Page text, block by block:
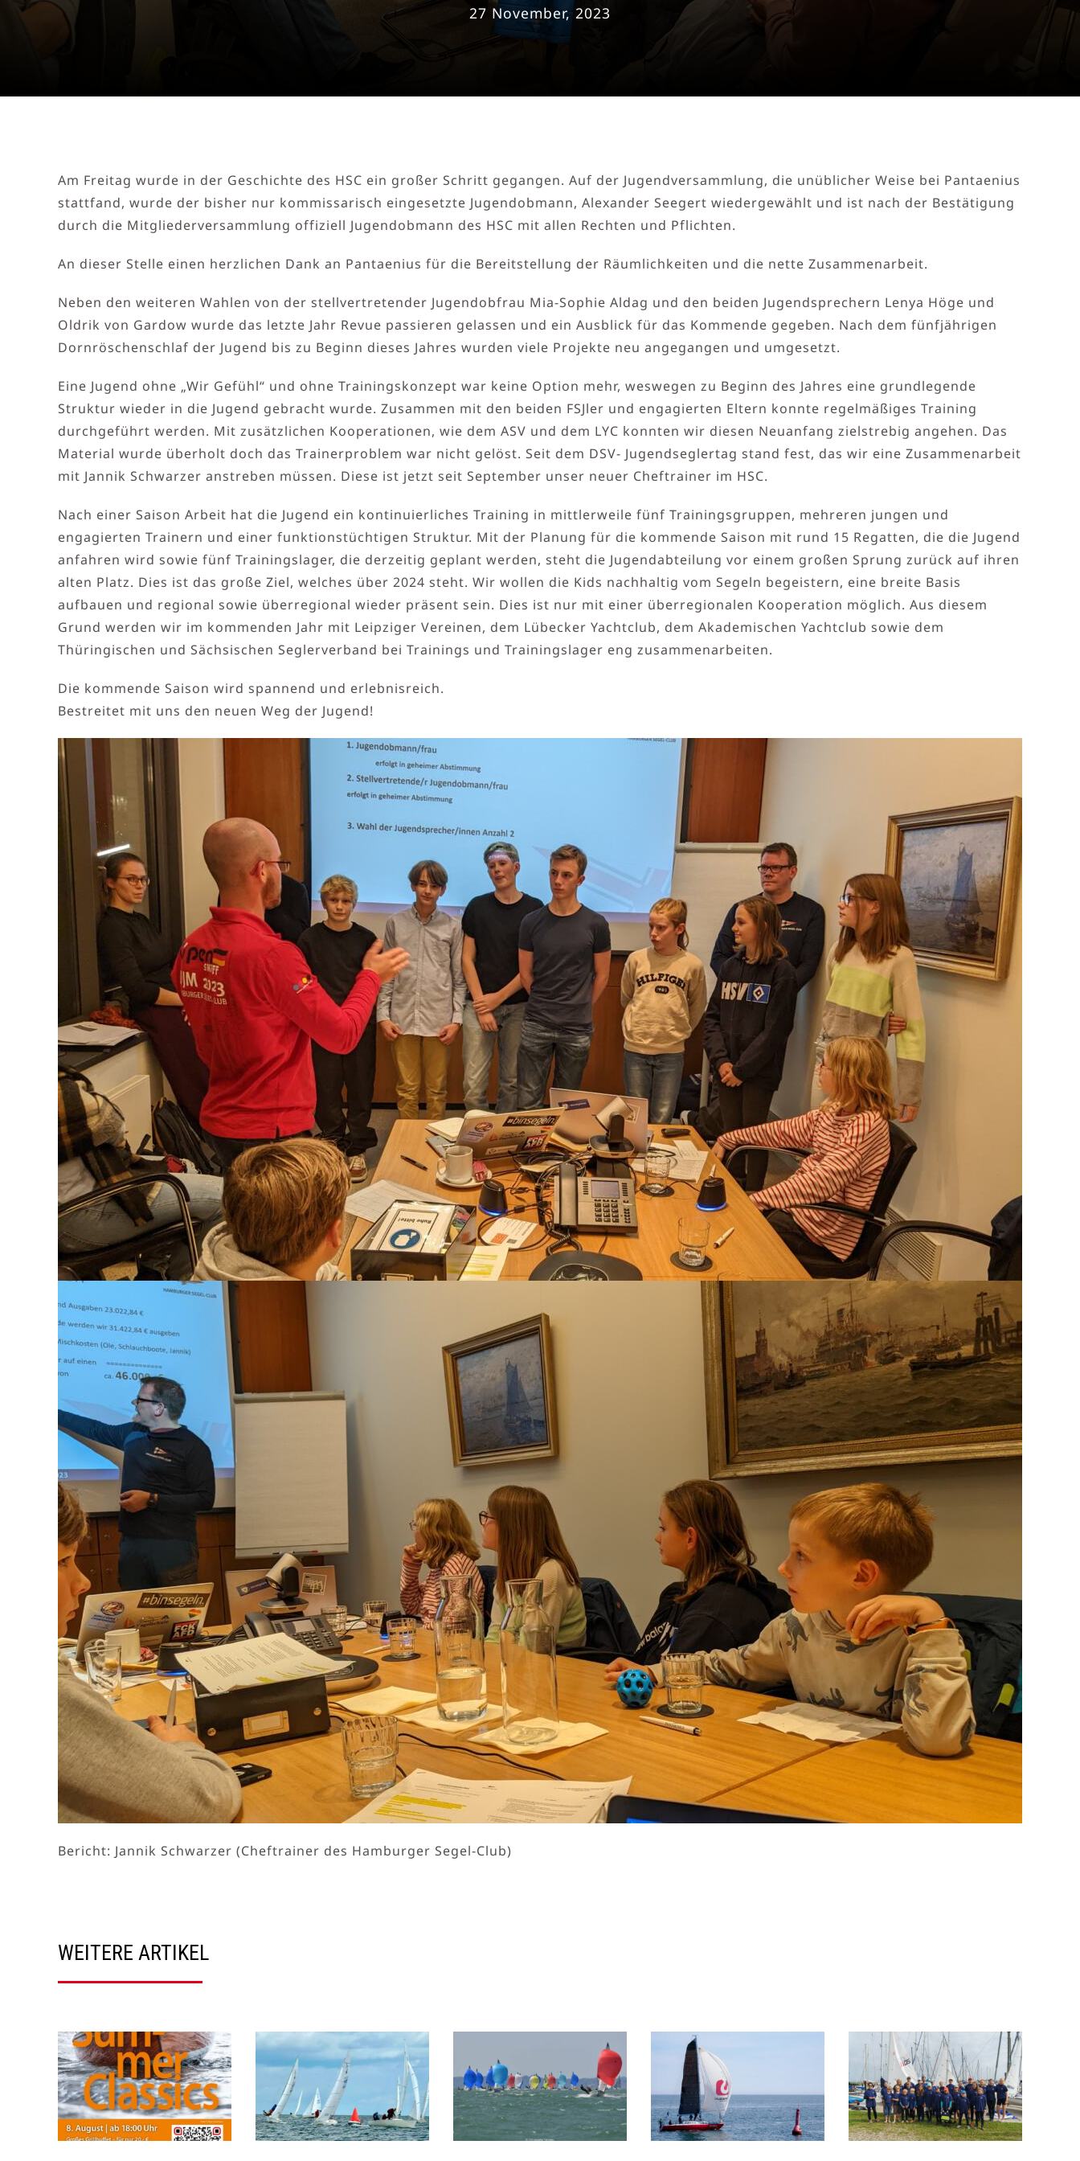
27 November, 2023
Am Freitag wurde in der Geschichte des HSC ein großer Schritt gegangen. Auf der Jugendversammlung, die unüblicher Weise bei Pantaenius
stattfand, wurde der bisher nur kommissarisch eingesetzte Jugendobmann, Alexander Seegert wiedergewählt und ist nach der Bestätigung
durch die Mitgliederversammlung offiziell Jugendobmann des HSC mit allen Rechten und Pflichten.
An dieser Stelle einen herzlichen Dank an Pantaenius für die Bereitstellung der Räumlichkeiten und die nette Zusammenarbeit.
Neben den weiteren Wahlen von der stellvertretender Jugendobfrau Mia-Sophie Aldag und den beiden Jugendsprechern Lenya Höge und
Oldrik von Gardow wurde das letzte Jahr Revue passieren gelassen und ein Ausblick für das Kommende gegeben. Nach dem fünfjährigen
Dornröschenschlaf der Jugend bis zu Beginn dieses Jahres wurden viele Projekte neu angegangen und umgesetzt.
Eine Jugend ohne „Wir Gefühl“ und ohne Trainingskonzept war keine Option mehr, weswegen zu Beginn des Jahres eine grundlegende
Struktur wieder in die Jugend gebracht wurde. Zusammen mit den beiden FSJler und engagierten Eltern konnte regelmäßiges Training
durchgeführt werden. Mit zusätzlichen Kooperationen, wie dem ASV und dem LYC konnten wir diesen Neuanfang zielstrebig angehen. Das
Material wurde überholt doch das Trainerproblem war nicht gelöst. Seit dem DSV- Jugendseglertag stand fest, das wir eine Zusammenarbeit
mit Jannik Schwarzer anstreben müssen. Diese ist jetzt seit September unser neuer Cheftrainer im HSC.
Nach einer Saison Arbeit hat die Jugend ein kontinuierliches Training in mittlerweile fünf Trainingsgruppen, mehreren jungen und
engagierten Trainern und einer funktionstüchtigen Struktur. Mit der Planung für die kommende Saison mit rund 15 Regatten, die die Jugend
anfahren wird sowie fünf Trainingslager, die derzeitig geplant werden, steht die Jugendabteilung vor einem großen Sprung zurück auf ihren
alten Platz. Dies ist das große Ziel, welches über 2024 steht. Wir wollen die Kids nachhaltig vom Segeln begeistern, eine breite Basis
aufbauen und regional sowie überregional wieder präsent sein. Dies ist nur mit einer überregionalen Kooperation möglich. Aus diesem
Grund werden wir im kommenden Jahr mit Leipziger Vereinen, dem Lübecker Yachtclub, dem Akademischen Yachtclub sowie dem
Thüringischen und Sächsischen Seglerverband bei Trainings und Trainingslager eng zusammenarbeiten.
Die kommende Saison wird spannend und erlebnisreich.
Bestreitet mit uns den neuen Weg der Jugend!
Bericht: Jannik Schwarzer (Cheftrainer des Hamburger Segel-Club)
WEITERE ARTIKEL